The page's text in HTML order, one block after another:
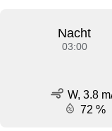
Nacht
03:00
W, 3.8
72 %